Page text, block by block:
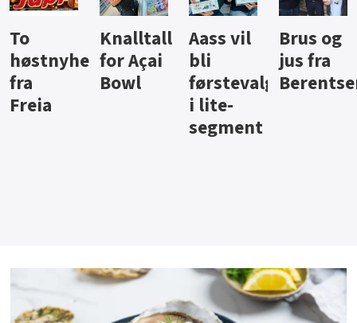
Knalltall
for Açai
Bowl
Aass vil
bli
førstevalg
Brus og
jus fra
Berentsen
Hard
iste fra
Hansa